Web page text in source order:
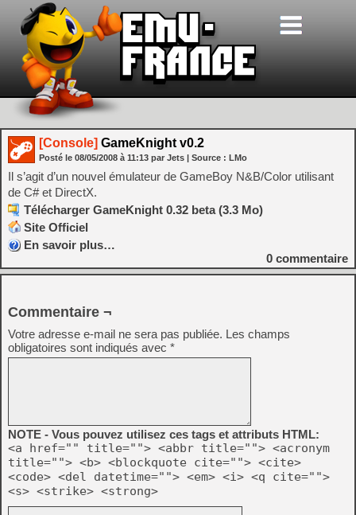
[Console] GameKnight v0.2
Posté le 08/05/2008 à 11:13 par Jets | Source : LMo
Il s’agit d’un nouvel émulateur de GameBoy N&B/Color utilisant
de C# et DirectX.
Télécharger GameKnight 0.32 beta (3.3 Mo)
Site Officiel
En savoir plus…
0 commentaire
Commentaire ¬
Votre adresse e-mail ne sera pas publiée. Les champs
obligatoires sont indiqués avec *
NOTE - Vous pouvez utilisez ces tags et attributs HTML:
<a href="" title=""> <abbr title=""> <acronym
title=""> <b> <blockquote cite=""> <cite>
<code> <del datetime=""> <em> <i> <q cite="">
<s> <strike> <strong>